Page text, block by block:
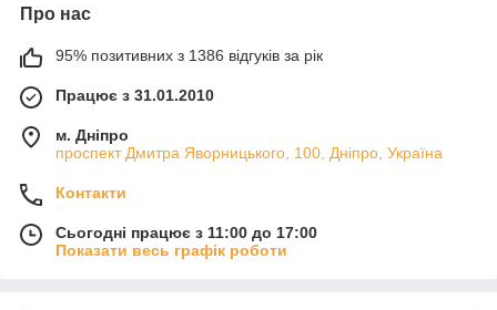
Про нас
95% позитивних з 1386 відгуків за рік
Працює з 31.01.2010
м. Дніпро
проспект Дмитра Яворницького, 100, Дніпро, Україна
Контакти
Сьогодні працює з 11:00 до 17:00
Показати весь графік роботи